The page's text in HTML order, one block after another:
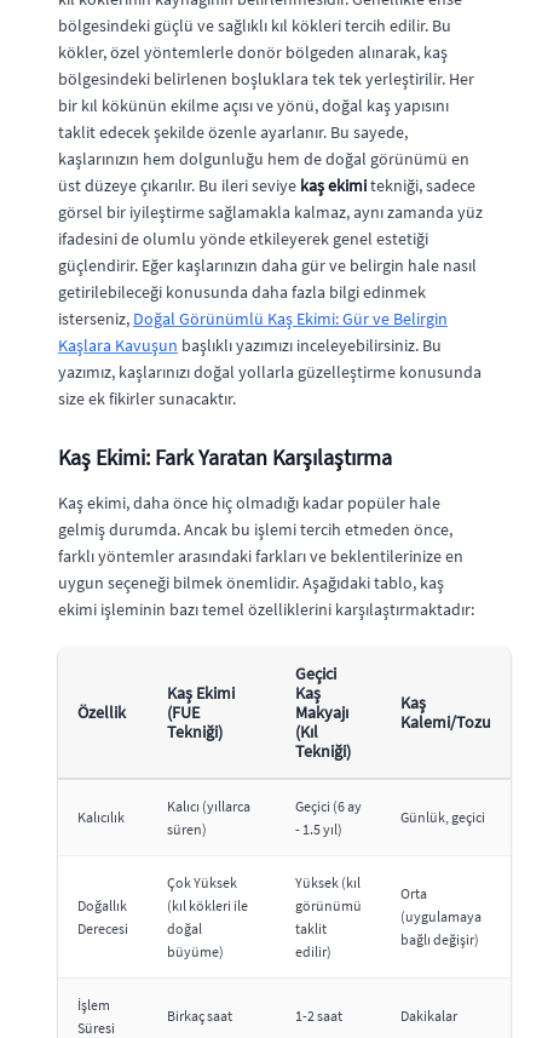
bölgesindeki güçlü ve sağlıklı kıl kökleri tercih edilir. Bu
kökler, özel yöntemlerle donör bölgeden alınarak, kaş
bölgesindeki belirlenen boşluklara tek tek yerleştirilir. Her
bir kıl kökünün ekilme açısı ve yönü, doğal kaş yapısını
taklit edecek şekilde özenle ayarlanır. Bu sayede,
kaşlarınızın hem dolgunluğu hem de doğal görünümü en
üst düzeye çıkarılır. Bu ileri seviye kaş ekimitekniği, sadece
görsel bir iyileştirme sağlamakla kalmaz, aynı zamanda yüz
ifadesini de olumlu yönde etkileyerek genel estetiği
güçlendirir. Eğer kaşlarınızın daha gür ve belirgin hale nasıl
getirilebileceği konusunda daha fazla bilgi edinmek
isterseniz, Doğal Görünümlü Kaş Ekimi: Gür ve Belirgin
Kaşlara Kavuşun başlıklı yazımızı inceleyebilirsiniz. Bu
yazımız, kaşlarınızı doğal yollarla güzelleştirme konusunda
size ek fikirler sunacaktır.
Kaş Ekimi: Fark Yaratan Karşılaştırma
Kaş ekimi, daha önce hiç olmadığı kadar popüler hale
gelmiş durumda. Ancak bu işlemi tercih etmeden önce,
farklı yöntemler arasındaki farkları ve beklentilerinize en
uygun seçeneği bilmek önemlidir. Aşağıdaki tablo, kaş
ekimi işleminin bazı temel özelliklerini karşılaştırmaktadır:
Özellik
Kaş Ekimi
(FUE
Tekniği)
Geçici
Kaş
Makyajı
(Kıl
Tekniği)
Kaş
Kalemi/Tozu
Kalıcılık
Kalıcı (yıllarca
süren)
Geçici (6 ay
- 1.5 yıl)
Günlük, geçici
Doğallık
Derecesi
Çok Yüksek
(kıl kökleri ile
doğal
büyüme)
Yüksek (kıl
görünümü
taklit
edilir)
Orta
(uygulamaya
bağlı değişir)
İşlem
Süresi
Birkaç saat 1-2 saat Dakikalar